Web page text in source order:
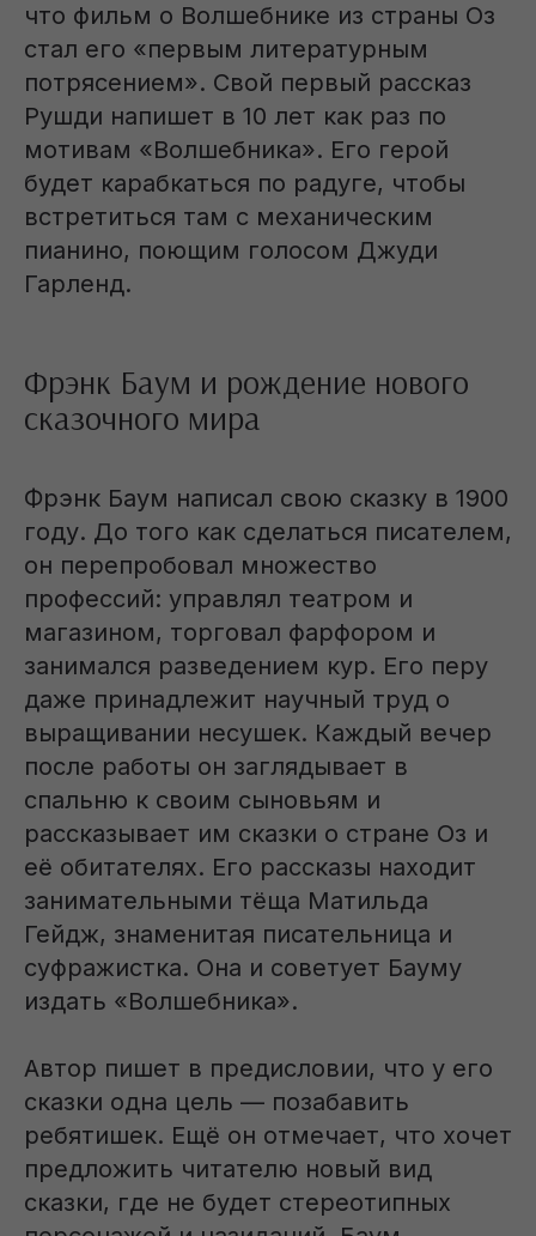
что фильм о Волшебнике из страны Оз
стал его «первым литературным
потрясением». Свой первый рассказ
Рушди напишет в 10 лет как раз по
мотивам «Волшебника». Его герой
будет карабкаться по радуге, чтобы
встретиться там с механическим
пианино, поющим голосом Джуди
Гарленд.
Фрэнк Баум и рождение нового
сказочного мира
Фрэнк Баум написал свою сказку в 1900
году. До того как сделаться писателем,
он перепробовал множество
профессий: управлял театром и
магазином, торговал фарфором и
занимался разведением кур. Его перу
даже принадлежит научный труд о
выращивании несушек. Каждый вечер
после работы он заглядывает в
спальню к своим сыновьям и
рассказывает им сказки о стране Оз и
её обитателях. Его рассказы находит
занимательными тёща Матильда
Гейдж, знаменитая писательница и
суфражистка. Она и советует Бауму
издать «Волшебника».
Автор пишет в предисловии, что у его
сказки одна цель — позабавить
ребятишек. Ещё он отмечает, что хочет
предложить читателю новый вид
сказки, где не будет стереотипных